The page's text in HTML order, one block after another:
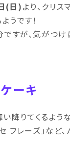
(日)より、クリ
うです！
すが、気がつ
ーキ
りてくるような
フレーズ」など